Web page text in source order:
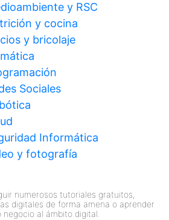
y RSC
y cocina
y bricolaje
Sociales
Informática
y fotografía
numerosos tutoriales gratuitos,
digitales de forma amena o aprender
al ámbito digital.